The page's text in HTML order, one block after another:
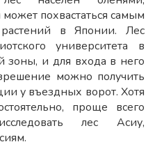
похвастаться самым
в Японии. Лес
университета в
зоны, и для входа в него
можно получить
у въездных ворот. Хотя
проще всего
лес Асиу,